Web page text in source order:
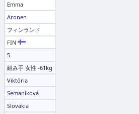
Emma
Aronen
フィンランド
FIN
5.
組み手 女性 -61kg
Viktória
Semaníková
Slovakia